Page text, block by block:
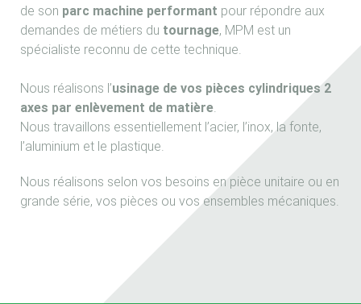
de son parc machine performant pour répondre aux
demandes de métiers du tournage, MPM est un
spécialiste reconnu de cette technique.
Nous réalisons l’usinage de vos pièces cylindriques 2
axes par enlèvement de matière.
Nous travaillons essentiellement l’acier, l’inox, la fonte,
l’aluminium et le plastique.
Nous réalisons selon vos besoins en pièce unitaire ou en
grande série, vos pièces ou vos ensembles mécaniques.